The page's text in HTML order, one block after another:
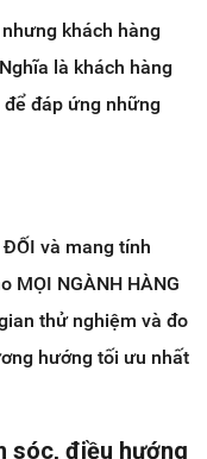
khách hàng
là khách hàng
đáp ứng những
và mang tính
MỌI NGÀNH HÀNG
thử nghiệm và đo
hướng tối ưu nhất
sóc, điều hướng